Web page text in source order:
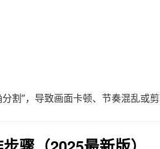
割”，导致画面卡顿、节奏混乱或剪